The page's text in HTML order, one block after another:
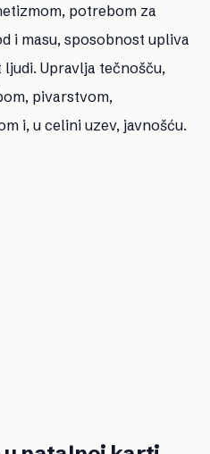
potrebom za
i masu, sposobnost upliva
Upravlja tečnošču,
pivarstvom,
i, u celini uzev, javnošću.